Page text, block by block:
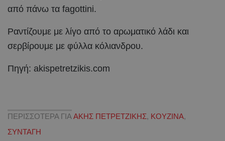
από πάνω τα fagottini.
Ραντίζουμε με λίγο από το αρωματικό λάδι και
σερβίρουμε με φύλλα κόλιανδρου.
Πηγή: akispetretzikis.com
ΠΕΡΙΣΣΟΤΕΡΑ ΓΙΑ ΑΚΗΣ ΠΕΤΡΕΤΖΙΚΗΣ, ΚΟΥΖΙΝΑ,
ΣΥΝΤΑΓΗ